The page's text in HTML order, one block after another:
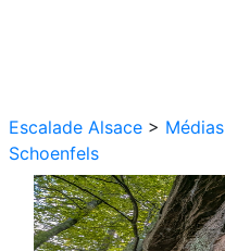
Escalade Alsace > Médias
Schoenfels